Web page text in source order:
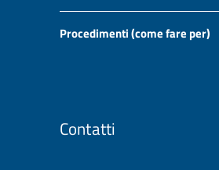
Procedimenti (come fare per)
Contatti